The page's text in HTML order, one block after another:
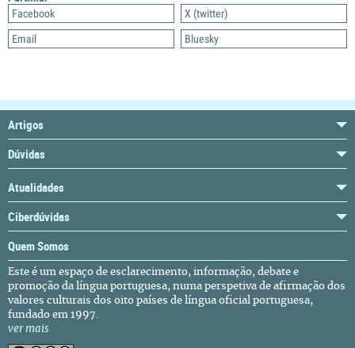
Facebook
X (twitter)
Email
Bluesky
Artigos
Dúvidas
Atualidades
Ciberdúvidas
Quem Somos
Este é um espaço de esclarecimento, informação, debate e
promoção da língua portuguesa, numa perspetiva de afirmação dos
valores culturais dos oito países de língua oficial portuguesa,
fundado em 1997.
ver mais